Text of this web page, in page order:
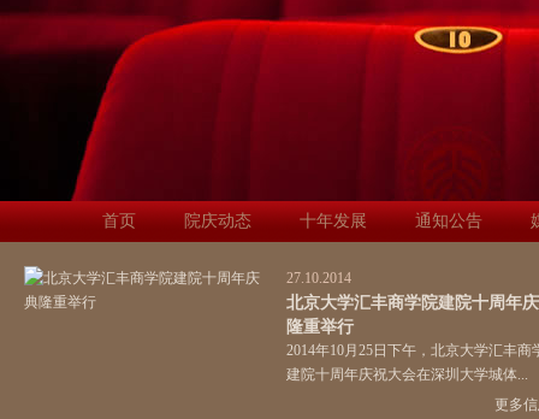
首页 院庆动态 十年发展 通知公告
27.10.2014
北京大学汇丰商学院建院十周年
隆重举行
2014年10月25日下午，北京大学汇丰商
建院十周年庆祝大会在深圳大学城体...
更多